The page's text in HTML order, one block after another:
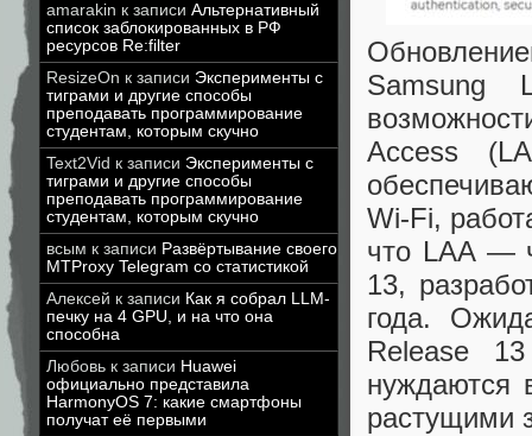
amarakin к записи Альтернативный
список заблокированных в РФ
ресурсов Re:filter
ResizeOn к записи Эксперименты с
тиграми и другие способы
преподавать программирование
студентам, которым скучно
Text2Vid к записи Эксперименты с
тиграми и другие способы
преподавать программирование
студентам, которым скучно
всым к записи Развёртывание своего
MTProxy Telegram со статистикой
Алексей к записи Как я собрал LLM-
печку на 4 GPU, и на что она
способна
Любовь к записи Huawei
официально представила
HarmonyOS 7: какие смартфоны
получат её первыми
Samsung
Access
Wi-Fi,
что LAA —
13,
года.
Release
нуждаются
растущими